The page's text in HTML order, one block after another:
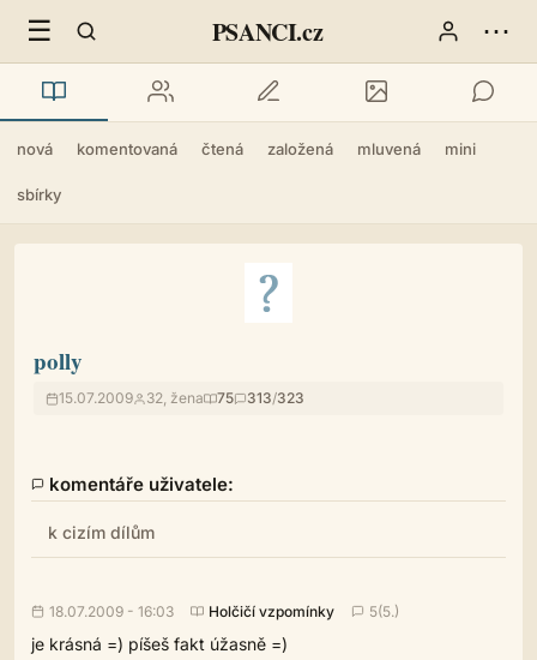
☰ PSANCI.cz ⋯
nová komentovaná čtená založená mluvená mini
sbírky
polly
15.07.2009 32, žena 75 313/323
komentáře uživatele:
k cizím dílům
18.07.2009 - 16:03 Holčičí vzpomínky 5(5.)
je krásná =) píšeš fakt úžasně =)